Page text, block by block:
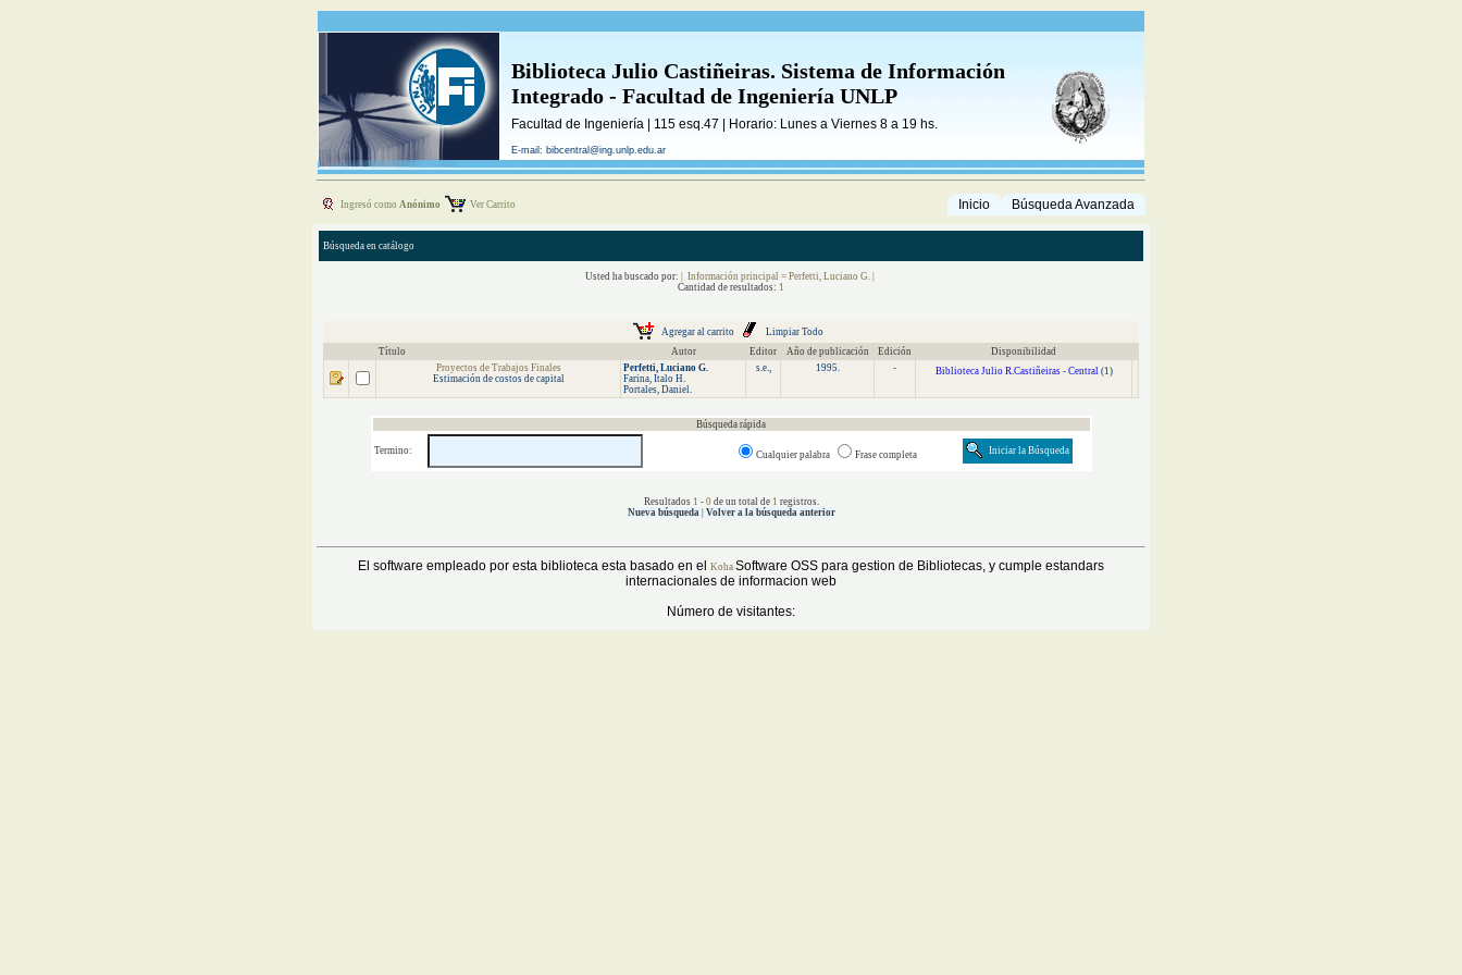
Biblioteca Julio Castiñeiras. Sistema de Información
Integrado - Facultad de Ingeniería UNLP
Facultad de Ingeniería | 115 esq.47 | Horario: Lunes a Viernes 8 a 19 hs.
E-mail: bibcentral@ing.unlp.edu.ar
Ingresó como Anónimo Ver Carrito Inicio Búsqueda Avanzada
Búsqueda en catálogo
Usted ha buscado por:
| Información principal = Perfetti, Luciano G. |
Cantidad de resultados: 1
Título Autor Editor Año de publicación Edición
Disponibilidad
Proyectos de Trabajos Finales
Estimación de costos de capital
Perfetti, Luciano G.
Farina, Italo H.
Portales, Daniel.
s.e., 1995. - Biblioteca Julio R.Castiñeiras - Central (1)
Búsqueda rápida
Termino: Cualquier palabra Frase completa
Resultados 1 - 0 de un total de 1 registros.
Nueva búsqueda Volver a la búsqueda anterior
El software empleado por esta biblioteca esta basado en el Koha Software OSS para gestion de Bibliotecas, y cumple estandars
internacionales de informacion web
Número de visitantes: